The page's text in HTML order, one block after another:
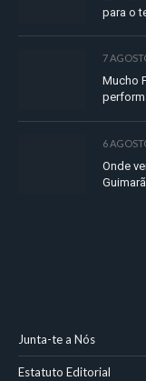
para o
7
Mucho
6
Onde
Junta-te a Nós
Estatuto Editorial